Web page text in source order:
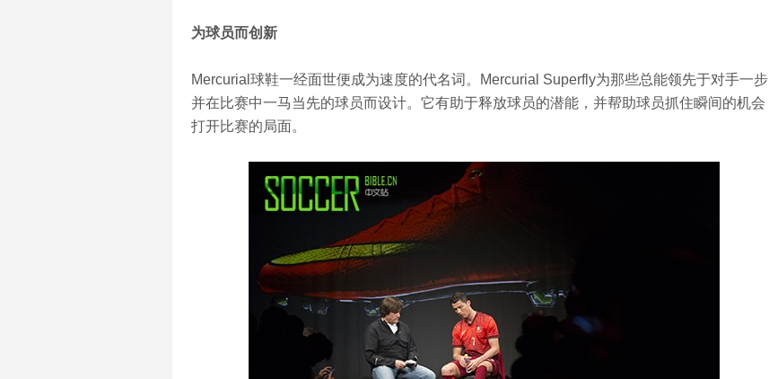
为球员而创新
Mercurial球鞋一经面世便成为速度的代名词。Mercurial Superfly为那些总能领先于对手一步
并在比赛中一马当先的球员而设计。它有助于释放球员的潜能，并帮助球员抓住瞬间的机会
打开比赛的局面。